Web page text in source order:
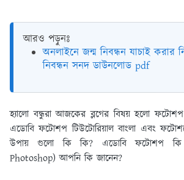
আরও পড়ুনঃ
অনলাইনে জন্ম নিবন্ধন যাচাই করার
নিবন্ধন সনদ ডাউনলোড pdf
হ্যালো বন্ধুরা আজকের ব্লগের বিষয় হলো
এডোবি ফটোশপ টিউটোরিয়াল বাংলা এবং
উপায় গুলো কি কি? এডোবি ফটোশপ
Photoshop) আপনি কি জানেন?